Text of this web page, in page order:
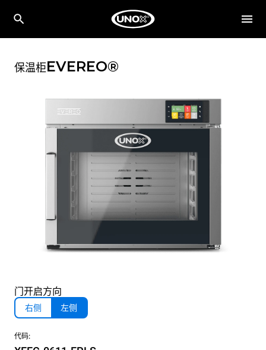
保温柜EVEREO®
门开启方向
右侧 左侧
代码: